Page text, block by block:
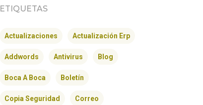
ETIQUETAS
Actualizaciones Actualización Erp
Addwords Antivirus Blog
Boca A Boca Boletín
Copia Seguridad Correo